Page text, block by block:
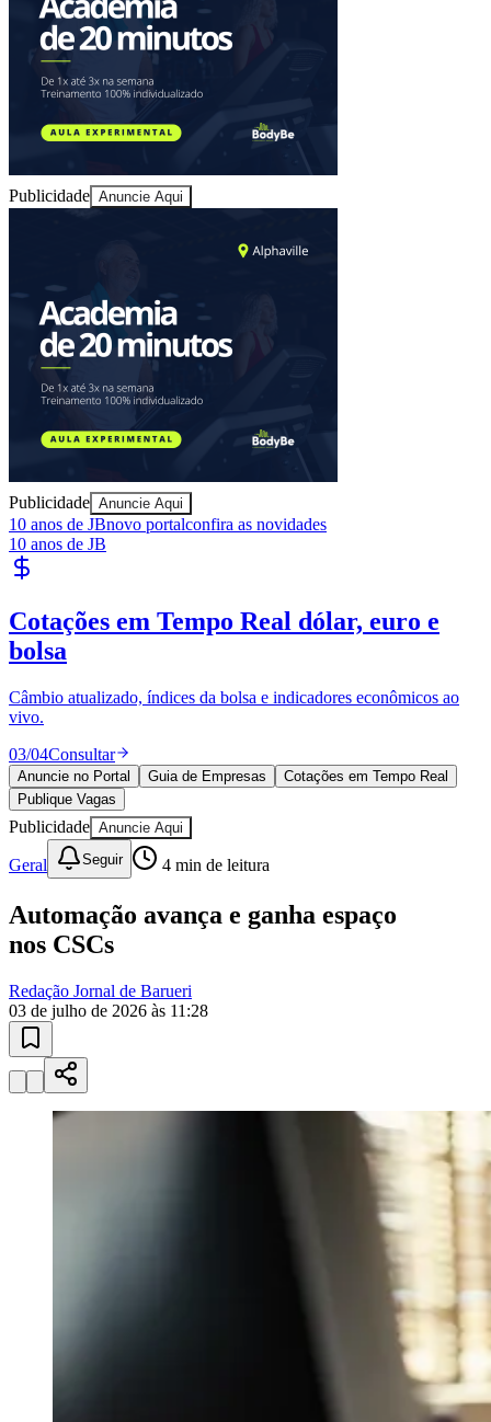
Sport
Publicidade Anuncie Aqui
Publicidade Anuncie Aqui
10 anos de JBnovo portalconfira as novidades
10 anos de JB
Publique Vagas encontre talentos
Publique vagas e encontre os melhores profissionais da região.
04/04Publicar
Anuncie no Portal
Publique Vagas
Publicidade Anuncie Aqui
Geral Seguir 4min de leitura
Automação avança e ganha espaço
Redação Jornal de Barueri